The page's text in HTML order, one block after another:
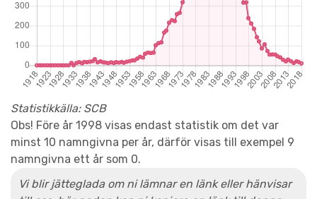
Statistikkälla: SCB
Obs! Före år 1998 visas endast statistik om det var
minst 10 namngivna per år, därför visas till exempel 9
namngivna ett år som 0.
Vi blir jätteglada om ni lämnar en länk eller hänvisar